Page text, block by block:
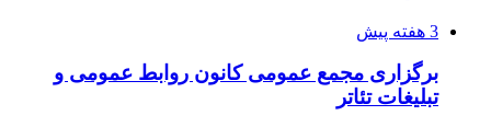
3 هفته پیش
برگزاری مجمع عمومی کانون روابط عمومی و
تبلیغات تئاتر